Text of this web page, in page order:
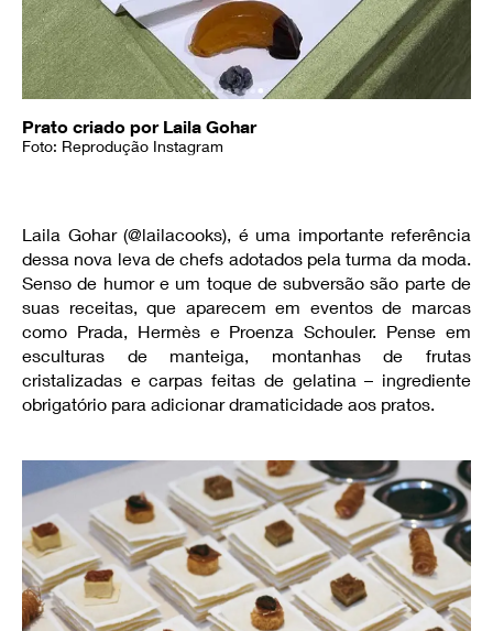
Prato criado por Laila Gohar
Foto: Reprodução Instagram
Laila Gohar (@lailacooks), é uma importante referência
dessa nova leva de chefs adotados pela turma da moda.
Senso de humor e um toque de subversão são parte de
suas receitas, que aparecem em eventos de marcas
como Prada, Hermès e Proenza Schouler. Pense em
esculturas de manteiga, montanhas de frutas
cristalizadas e carpas feitas de gelatina – ingrediente
obrigatório para adicionar dramaticidade aos pratos.